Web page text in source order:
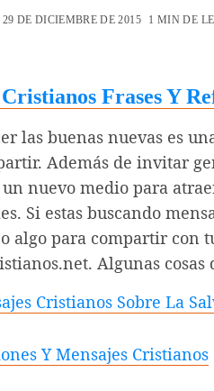
29 DE DICIEMBRE DE 2015 1 MIN DE
Frases Y
las buenas nuevas es
Además de invitar
nuevo medio para
Si estas buscando
algo para compartir con
Algunas cosas
Cristianos Sobre La
Y Mensajes Cristianos